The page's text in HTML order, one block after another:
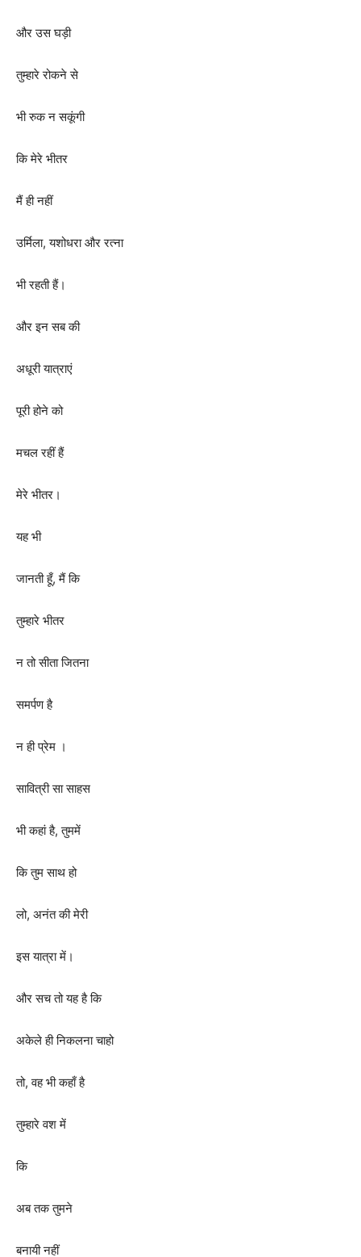
और उस घड़ी
तुम्हारे रोकने से
भी रुक न सकूंगी
कि मेरे भीतर
मैं ही नहीं
उर्मिला,यशोधरा और रत्ना
भी रहती हैं।
और इन सब की
अधूरी यात्राएं
पूरी होने को
मचल रहीं हैं
मेरे भीतर।
यह भी
जानती हूँ,मैं कि
तुम्हारे भीतर
न तो सीता जितना
समर्पण है
न ही प्रेम ।
सावित्री सा साहस
भी कहां है,तुममें
कि तुम साथ हो
लो, अनंत की मेरी
इस यात्रा में।
और सच तो यह है कि
अकेले ही निकलना चाहो
तो,वह भी कहाँ है
तुम्हारे वश में
कि
अब तक तुमने
बनायी नहीं